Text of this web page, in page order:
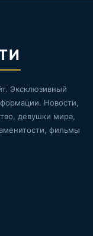
Эксклюзивный
Новости,
девушки мира,
фильмы